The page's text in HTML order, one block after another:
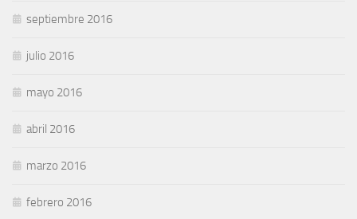
septiembre 2016
julio 2016
mayo 2016
abril 2016
marzo 2016
febrero 2016